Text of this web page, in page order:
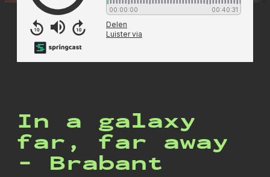
In a galaxy
far, far away
- Brabant